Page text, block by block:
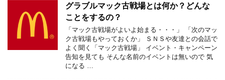
グラブルマック古戦場とは何か？どんな
ことをするの？
「マック古戦場がよいよ始まる・・・」 「次のマッ
ク古戦場もやっておくか」 ＳＮＳや友達との会話で
よく聞く「マック古戦場」 イベント・キャンペーン
告知を見ても そんな名前のイベントは無いので 気
になる …